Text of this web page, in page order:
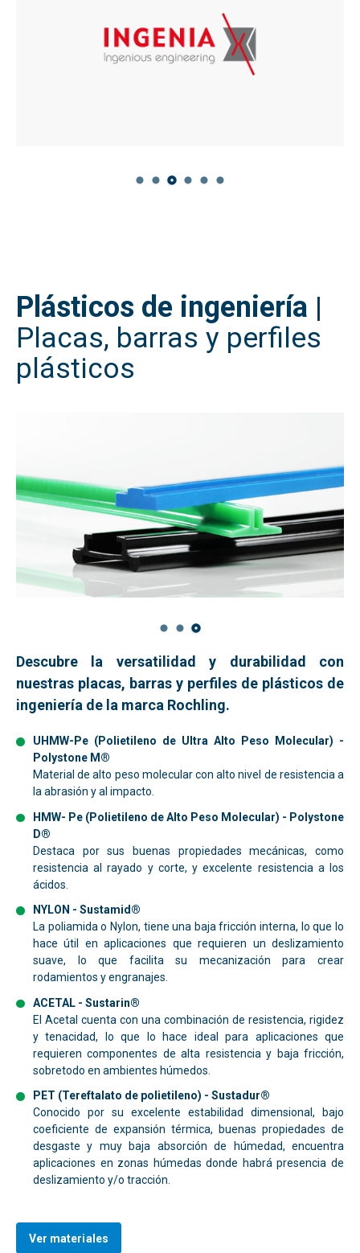
Plásticos de ingeniería |
Placas, barras y perfiles
plásticos
Descubre la versatilidad y durabilidad con
nuestras placas, barras y perfiles de plásticos de
ingeniería de la marca Rochling.
UHMW-Pe (Polietileno de Ultra Alto Peso Molecular) -
Polystone M®
Material de alto peso molecular con alto nivel de resistencia a
la abrasión y al impacto.
HMW- Pe (Polietileno de Alto Peso Molecular) - Polystone
D®
Destaca por sus buenas propiedades mecánicas, como
resistencia al rayado y corte, y excelente resistencia a los
ácidos.
NYLON - Sustamid®
La poliamida o Nylon, tiene una baja fricción interna, lo que lo
hace útil en aplicaciones que requieren un deslizamiento
suave,
lo que facilita su mecanización para crear
rodamientos y engranajes.
ACETAL - Sustarin®
El Acetal cuenta con una combinación de resistencia, rigidez
y tenacidad, lo que lo hace ideal para aplicaciones que
requieren componentes de alta resistencia y baja fricción,
sobretodo en ambientes húmedos.
PET (Tereftalato de polietileno) - Sustadur®
Conocido por su excelente estabilidad dimensional, bajo
coeficiente de expansión térmica, buenas propiedades de
desgaste y muy baja absorción de húmedad, encuentra
aplicaciones en zonas húmedas donde habrá presencia de
deslizamiento y/o tracción.
Ver materiales